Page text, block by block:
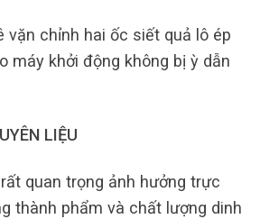
vặn chỉnh hai ốc siết quả lô ép
máy khởi động không bị ỳ dẫn
LIỆU
quan trọng ảnh hưởng trực
thành phẩm và chất lượng dinh